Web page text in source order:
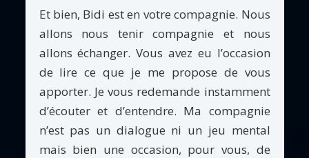
Et bien, Bidi est en votre compagnie. Nous
allons nous tenir compagnie et nous
allons échanger. Vous avez eu l’occasion
de lire ce que je me propose de vous
apporter. Je vous redemande instamment
d’écouter et d’entendre. Ma compagnie
n’est pas un dialogue ni un jeu mental
mais bien une occasion, pour vous, de